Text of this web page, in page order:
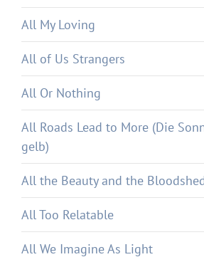
All My Loving
All of Us Strangers
All Or Nothing
All Roads Lead to More (Die
gelb)
All the Beauty and the
All Too Relatable
All We Imagine As Light